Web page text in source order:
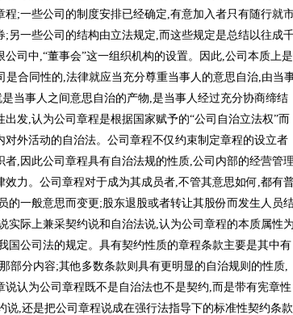
;一些公司的制度安排已经确定,有意加入者只有随行就
另一些公司的结构由立法规定,而这些规定是总结以往成
司中,“董事会”这一组织机构的设置。因此,公司本质上是
合同性的,法律就应当充分尊重当事人的意思自治,由当
当事人之间意思自治的产物,是当事人经过充分协商缔结
发,认为公司章程是根据国家赋予的“公司自治立法权”而
外活动的自治法。公司章程不仅约束制定章程的设立者
,因此公司章程具有自治法规的性质,公司内部的经营管
力。公司章程对于成为其成员者,不管其意思如何,都有
的一般意思而变更;股东退股或者转让其股份而发生人员
实际上兼采契约说和自治法说,认为公司章程的本质属性
国公司法的规定。具有契约性质的章程条款主要是其中有
部分内容;其他多数条款则具有更明显的自治规则的性质,
认为公司章程既不是自治法也不是契约,而是带有宪章性
,还是把公司章程说成在强行法指导下的标准性契约条款